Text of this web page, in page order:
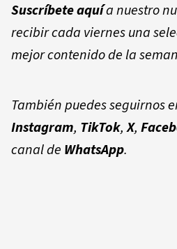
Suscríbete aquía nuestro
recibir cada viernes una
mejor contenido de la
También puedes seguirnos
Instagram, TikTok,X,
canal de WhatsApp.